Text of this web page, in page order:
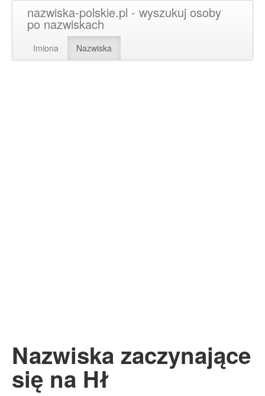
nazwiska-polskie.pl - wyszukuj osoby
po nazwiskach
Imiona Nazwiska
Nazwiska zaczynające
się na Hł